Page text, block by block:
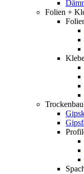
Folien +
Trockenbau